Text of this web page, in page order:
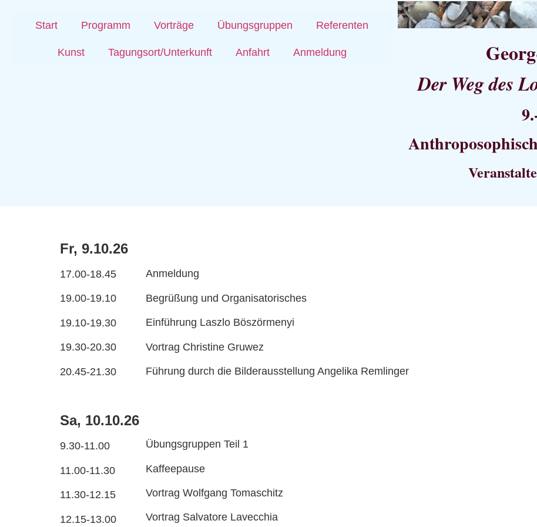
Start Programm Vorträge Übungsgruppen Referenten
Kunst Tagungsort/Unterkunft Anfahrt Anmeldung
Der Weg des
Fr, 9.10.26
17.00-18.45
19.00-19.10
19.10-19.30
19.30-20.30
20.45-21.30
Sa, 10.10.26
9.30-11.00
11.00-11.30
11.30-12.15
12.15-13.00
Anmeldung
Begrüßung und Organisatorisches
Einführung Laszlo Böszörmenyi
Vortrag Christine Gruwez
Führung durch die Bilderausstellung Angelika Remlinger
Übungsgruppen Teil 1
Kaffeepause
Vortrag Wolfgang Tomaschitz
Vortrag Salvatore Lavecchia